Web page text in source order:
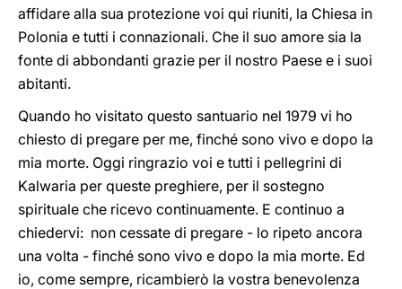
affidare alla sua protezione voi qui riuniti, la Chiesa in
Polonia e tutti i connazionali. Che il suo amore sia la
fonte di abbondanti grazie per il nostro Paese e i suoi
abitanti.
Quando ho visitato questo santuario nel 1979 vi ho
chiesto di pregare per me, finché sono vivo e dopo la
mia morte. Oggi ringrazio voi e tutti i pellegrini di
Kalwaria per queste preghiere, per il sostegno
spirituale che ricevo continuamente. E continuo a
chiedervi: non cessate di pregare - lo ripeto ancora
una volta - finché sono vivo e dopo la mia morte. Ed
io, come sempre, ricambierò la vostra benevolenza